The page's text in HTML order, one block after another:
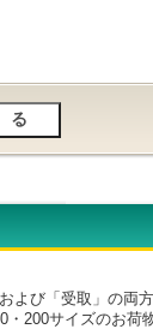
び「受取」の両
サイズのお荷物